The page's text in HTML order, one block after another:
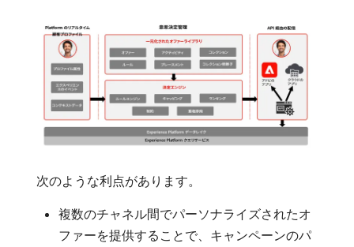
次のような利点があります。
複数のチャネル間でパーソナライズされたオ
ファーを提供することで、キャンペーンのパ